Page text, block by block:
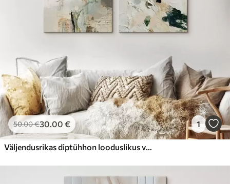
50.00€30.00 € 1
Väljendusrikas diptühhon looduslikus värvipalettis